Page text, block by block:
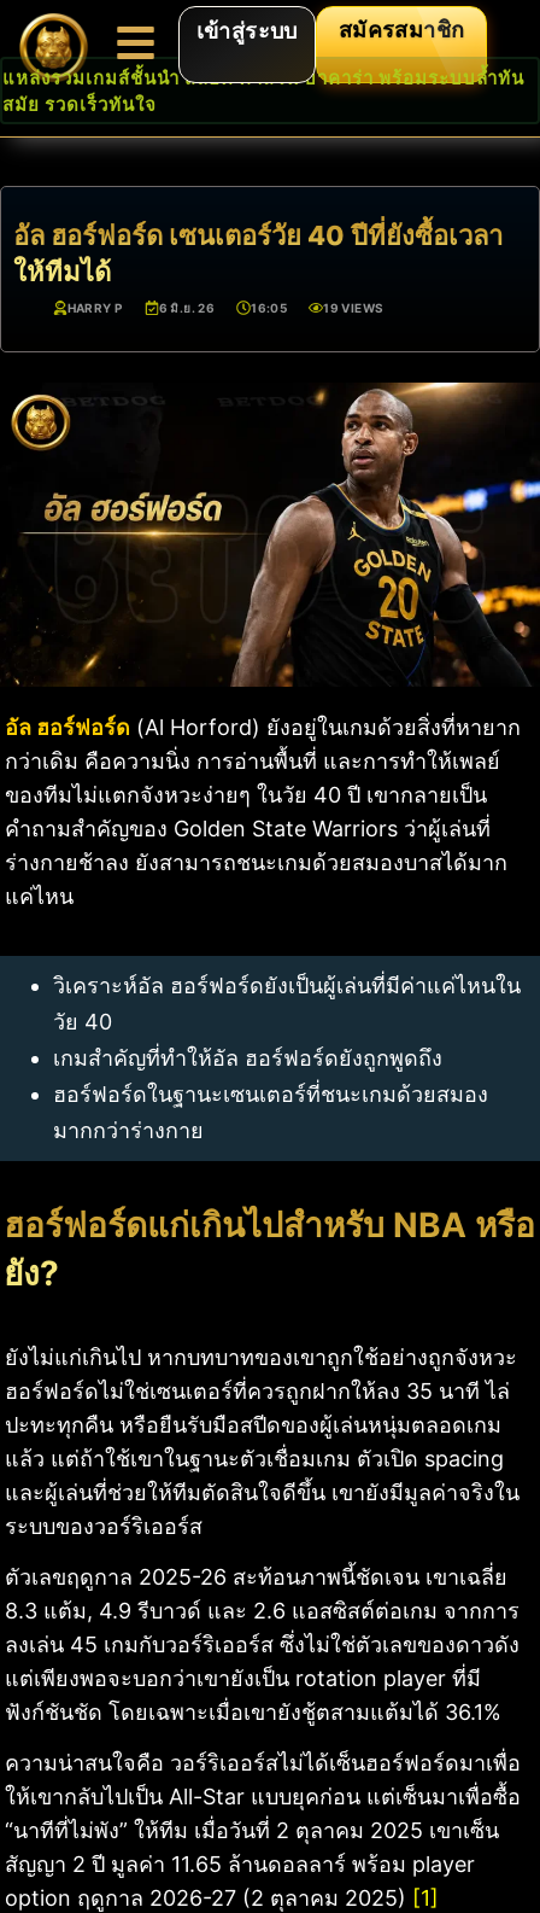
เข้าสู่ระบบ สมัครสมาชิก
แหล่งรวมเกมส์ชั้นนำ สล็อต คาสิโน บาคาร่า พร้อมระบบล้ำทัน
สมัย รวดเร็วทันใจ
อัล ฮอร์ฟอร์ด เซนเตอร์วัย 40 ปีที่ยังซื้อเวลา
ให้ทีมได้
HARRY P 6 มิ.ย. 26 16:05 19 VIEWS
อัล ฮอร์ฟอร์ด (Al Horford) ยังอยู่ในเกมด้วยสิ่งที่หายาก
กว่าเดิม คือความนิ่ง การอ่านพื้นที่ และการทำให้เพลย์
ของทีมไม่แตกจังหวะง่ายๆ ในวัย 40 ปี เขากลายเป็น
คำถามสำคัญของ Golden State Warriors ว่าผู้เล่นที่
ร่างกายช้าลง ยังสามารถชนะเกมด้วยสมองบาสได้มาก
แค่ไหน
วิเคราะห์อัล ฮอร์ฟอร์ดยังเป็นผู้เล่นที่มีค่าแค่ไหนใน
วัย 40
เกมสำคัญที่ทำให้อัล ฮอร์ฟอร์ดยังถูกพูดถึง
ฮอร์ฟอร์ดในฐานะเซนเตอร์ที่ชนะเกมด้วยสมอง
มากกว่าร่างกาย
ฮอร์ฟอร์ดแก่เกินไปสำหรับ NBA หรือ
ยัง?
ยังไม่แก่เกินไป หากบทบาทของเขาถูกใช้อย่างถูกจังหวะ
ฮอร์ฟอร์ดไม่ใช่เซนเตอร์ที่ควรถูกฝากให้ลง 35 นาที ไล่
ปะทะทุกคืน หรือยืนรับมือสปีดของผู้เล่นหนุ่มตลอดเกม
แล้ว แต่ถ้าใช้เขาในฐานะตัวเชื่อมเกม ตัวเปิด spacing
และผู้เล่นที่ช่วยให้ทีมตัดสินใจดีขึ้น เขายังมีมูลค่าจริงใน
ระบบของวอร์ริเออร์ส
ตัวเลขฤดูกาล 2025-26 สะท้อนภาพนี้ชัดเจน เขาเฉลี่ย
8.3 แต้ม, 4.9 รีบาวด์ และ 2.6 แอสซิสต์ต่อเกม จากการ
ลงเล่น 45 เกมกับวอร์ริเออร์ส ซึ่งไม่ใช่ตัวเลขของดาวดัง
แต่เพียงพอจะบอกว่าเขายังเป็น rotation player ที่มี
ฟังก์ชันชัด โดยเฉพาะเมื่อเขายังชู้ตสามแต้มได้ 36.1%
ความน่าสนใจคือ วอร์ริเออร์สไม่ได้เซ็นฮอร์ฟอร์ดมาเพื่อ
ให้เขากลับไปเป็น All-Star แบบยุคก่อน แต่เซ็นมาเพื่อซื้อ
“นาทีที่ไม่พัง” ให้ทีม เมื่อวันที่ 2 ตุลาคม 2025 เขาเซ็น
สัญญา 2 ปี มูลค่า 11.65 ล้านดอลลาร์ พร้อม player
option ฤดูกาล 2026-27 (2 ตุลาคม 2025) [1]